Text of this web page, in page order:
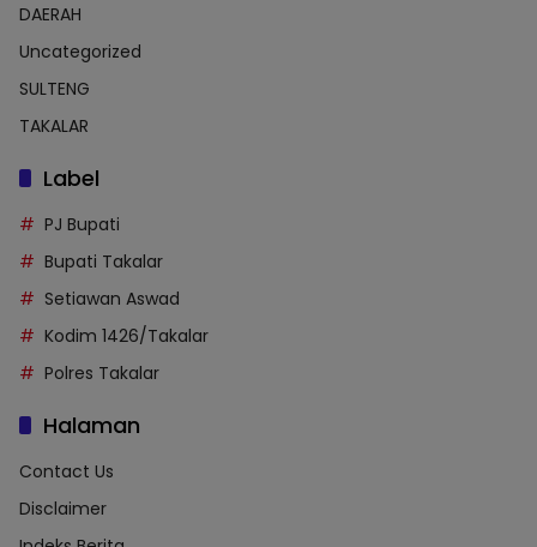
DAERAH
Uncategorized
SULTENG
TAKALAR
Label
PJ Bupati
Bupati Takalar
Setiawan Aswad
Kodim 1426/Takalar
Polres Takalar
Halaman
Contact Us
Disclaimer